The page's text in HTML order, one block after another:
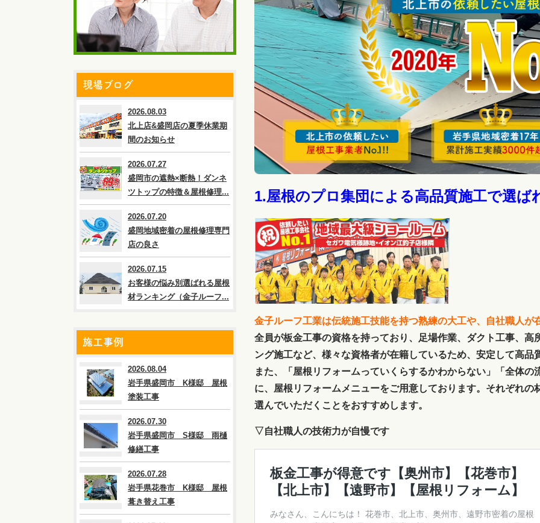
1.屋根のプロ集団による高品質施工で選ば
金子ルーフ工業は伝統施工技能を持つ熟練の大工や、自社職人が
全員が板金工事の資格を持っており、足場作業、ダクト工事、
ング施工など、様々な資格者が在籍しているため、安定して高品
また、「屋根リフォームっていくらするかわからない」「全体
に、屋根リフォームメニューをご用意しております。それぞれ
選んでいただくことをおすすめします。
▽自社職人の技術力が自慢です
現場ブログ
2026.08.03
北上店&盛岡店の夏季休業期
間のお知らせ
2026.07.27
盛岡市の遮熱×断熱！ダンネ
ツトップの特徴＆屋根修理...
2026.07.20
盛岡地域密着の屋根修理専門
店の良さ
2026.07.15
お客様の悩み別選ばれる屋根
材ランキング（金子ルーフ...
施工事例
2026.08.04
岩手県盛岡市 K様邸 屋根
塗装工事
2026.07.30
岩手県盛岡市 S様邸 雨樋
修繕工事
2026.07.28
岩手県花巻市 K様邸 屋根
葺き替え工事